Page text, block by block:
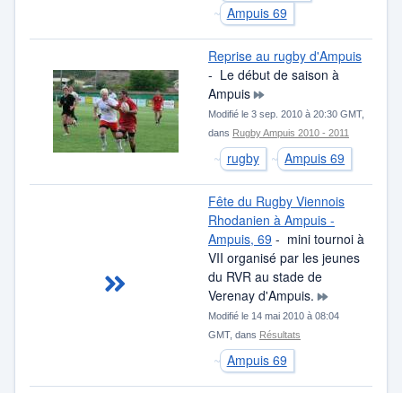
Ampuis 69
Reprise au rugby d'Ampuis
- Le début de saison à
Ampuis
Modifié le 3 sep. 2010 à 20:30 GMT,
dans Rugby Ampuis 2010 - 2011
rugby Ampuis 69
Fête du Rugby Viennois
Rhodanien à Ampuis -
Ampuis, 69 - mini tournoi à
VII organisé par les jeunes
du RVR au stade de
Verenay d'Ampuis.
Modifié le 14 mai 2010 à 08:04
GMT, dans Résultats
Ampuis 69